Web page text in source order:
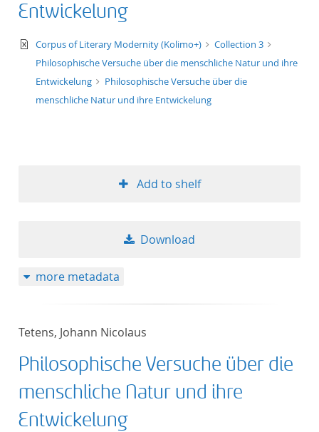
Entwickelung
text/xml
Corpus of Literary Modernity (Kolimo+)
Collection 3
Philosophische Versuche über die menschliche Natur und ihre
Entwickelung
Philosophische Versuche über die
menschliche Natur und ihre Entwickelung
Add to shelf
Download
more metadata
Tetens, Johann Nicolaus
Philosophische Versuche über die
menschliche Natur und ihre
Entwickelung